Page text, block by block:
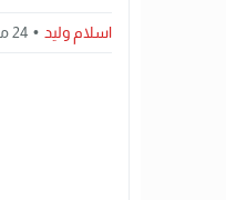
اسلام وليد 24 مارس 2026